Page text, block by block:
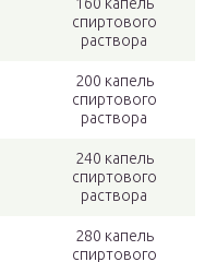
спиртового
раствора
200 капель
спиртового
раствора
240 капель
спиртового
раствора
280 капель
спиртового